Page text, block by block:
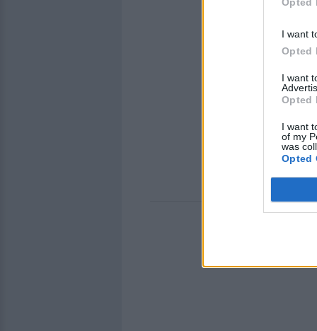
I want
Opted
I want
Opted
I want
of my
was
Opted